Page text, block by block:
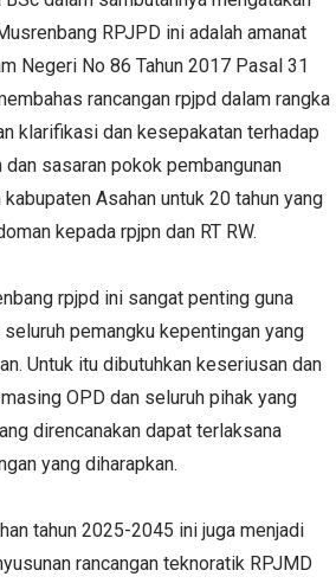
RPJPD ini adalah amanat
Negeri No 86 Tahun 2017 Pasal 31
rancangan rpjpd dalam rangka
klarifikasi dan kesepakatan terhadap
sasaran pokok pembangunan
Asahan untuk 20 tahun yang
kepada rpjpn dan RT RW.
rpjpd ini sangat penting guna
pemangku kepentingan yang
Untuk itu dibutuhkan keseriusan dan
OPD dan seluruh pihak yang
direncanakan dapat terlaksana
yang diharapkan.
tahun 2025-2045 ini juga menjadi
rancangan teknoratik RPJMD